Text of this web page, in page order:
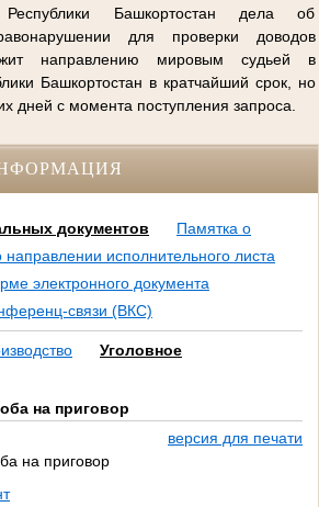
Башкортостан дела об
для проверки доводов
направлению мировым судьей в
Башкортостан в кратчайший срок, но
дней с момента поступления запроса.
документов
Памятка о
направлении исполнительного листа
электронного документа
связи (ВКС)
Уголовное
на приговор
версия для печати
на приговор